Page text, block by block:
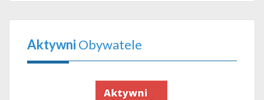
Aktywni Obywatele